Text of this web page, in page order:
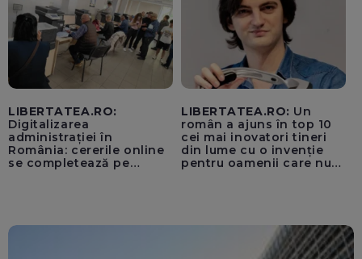
LIBERTATEA.RO:
Digitalizarea
administrației în
România: cererile online
se completează pe
LIBERTATEA.RO: Un
român a ajuns în top 10
cei mai inovatori tineri
din lume cu o invenție
pentru oamenii care nu